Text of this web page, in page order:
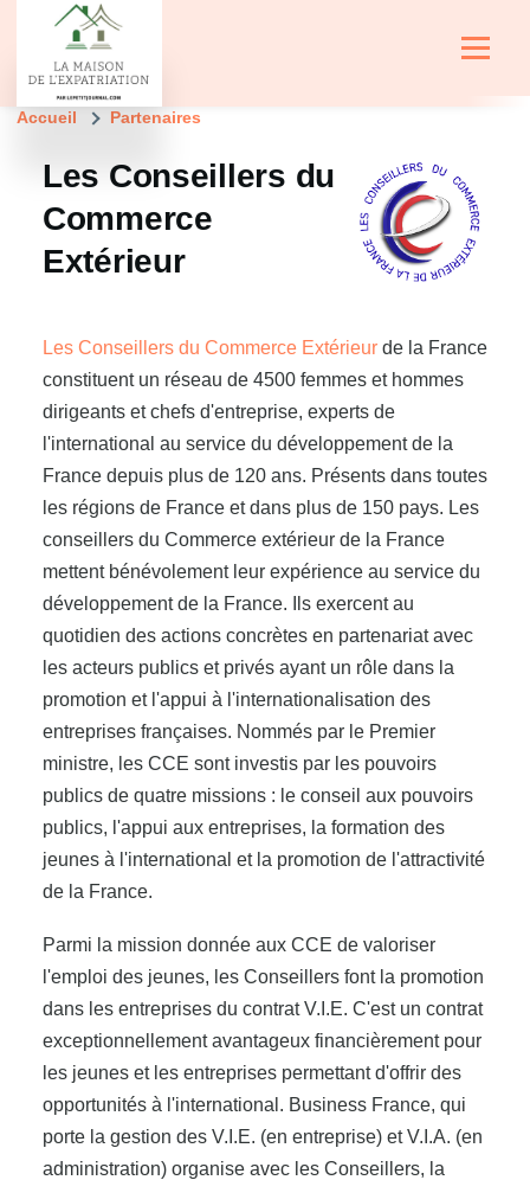
Aller au contenu principal
Menu
Fil
Accueil Partenaires
Les Conseillers du
Commerce
Extérieur
Image
Les Conseillers du Commerce Extérieur de la France
constituent un réseau de 4500 femmes et hommes
dirigeants et chefs d'entreprise, experts de
l'international au service du développement de la
France depuis plus de 120 ans. Présents dans toutes
les régions de France et dans plus de 150 pays. Les
conseillers du Commerce extérieur de la France
mettent bénévolement leur expérience au service du
développement de la France. Ils exercent au
quotidien des actions concrètes en partenariat avec
les acteurs publics et privés ayant un rôle dans la
promotion et l'appui à l'internationalisation des
entreprises françaises. Nommés par le Premier
ministre, les CCE sont investis par les pouvoirs
publics de quatre missions : le conseil aux pouvoirs
publics, l'appui aux entreprises, la formation des
jeunes à l'international et la promotion de l'attractivité
de la France.
Parmi la mission donnée aux CCE de valoriser
l'emploi des jeunes, les Conseillers font la promotion
dans les entreprises du contrat V.I.E. C'est un contrat
exceptionnellement avantageux financièrement pour
les jeunes et les entreprises permettant d'offrir des
opportunités à l'international. Business France, qui
porte la gestion des V.I.E. (en entreprise) et V.I.A. (en
administration) organise avec les Conseillers, la